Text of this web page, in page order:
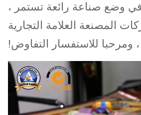
وضع صناعة رائعة تستمر ،
المصنعة العلامة التجارية
، ومرحبا للاستفسار التفاوض!